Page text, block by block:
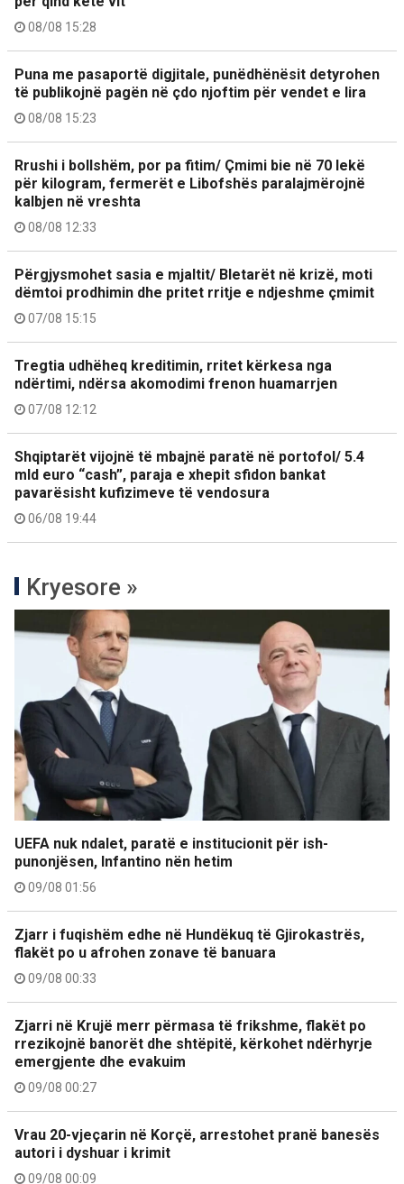
08/08 15:28
Puna me pasaportë digjitale, punëdhënësit detyrohen
të publikojnë pagën në çdo njoftim për vendet e lira
08/08 15:23
Rrushi i bollshëm, por pa fitim/ Çmimi bie në 70 lekë
për kilogram, fermerët e Libofshës paralajmërojnë
kalbjen në vreshta
08/08 12:33
Përgjysmohet sasia e mjaltit/ Bletarët në krizë, moti
dëmtoi prodhimin dhe pritet rritje e ndjeshme çmimit
07/08 15:15
Tregtia udhëheq kreditimin, rritet kërkesa nga
ndërtimi, ndërsa akomodimi frenon huamarrjen
07/08 12:12
Shqiptarët vijojnë të mbajnë paratë në portofol/ 5.4
mld euro “cash”, paraja e xhepit sfidon bankat
pavarësisht kufizimeve të vendosura
06/08 19:44
Kryesore »
UEFA nuk ndalet, paratë e institucionit për ish-
punonjësen, Infantino nën hetim
09/08 01:56
Zjarr i fuqishëm edhe në Hundëkuq të Gjirokastrës,
flakët po u afrohen zonave të banuara
09/08 00:33
Zjarri në Krujë merr përmasa të frikshme, flakët po
rrezikojnë banorët dhe shtëpitë, kërkohet ndërhyrje
emergjente dhe evakuim
09/08 00:27
Vrau 20-vjeçarin në Korçë, arrestohet pranë banesës
autori i dyshuar i krimit
09/08 00:09